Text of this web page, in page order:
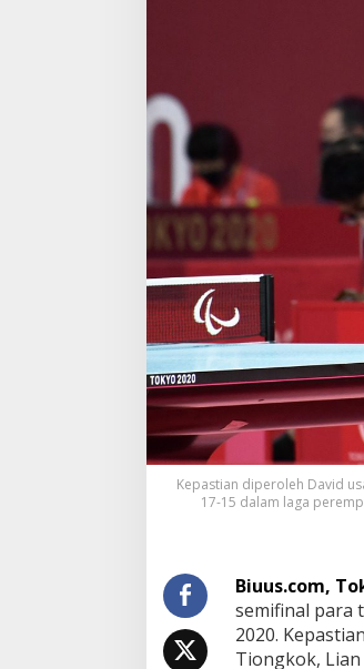
Kepastian diperoleh David
17-15 dalam laga
Biuus.com,
semifinal para
2020.
Tiongkok, Lian